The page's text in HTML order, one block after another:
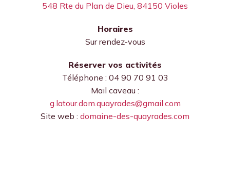
548 Rte du Plan de Dieu, 84150 Violes
Horaires
Sur rendez-vous
Réserver vos activités
Téléphone : 04 90 70 91 03
Mail caveau :
g.latour.dom.quayrades@gmail.com
Site web : domaine-des-quayrades.com